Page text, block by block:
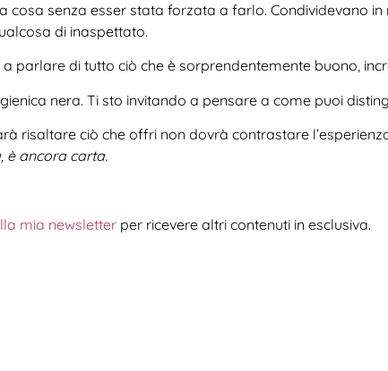
cosa senza esser stata forzata a farlo. Condividevano
di inaspettato.
a parlare di tutto ciò che è sorprendentemente buono,
nera. Ti sto invitando a pensare a come puoi
risaltare ciò che offri non dovrà contrastare
è ancora carta.
mia newsletter per ricevere altri contenuti in esclusiva.